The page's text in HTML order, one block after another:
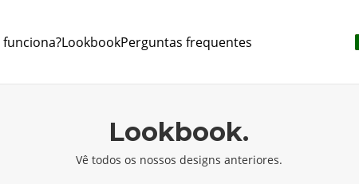
LookbookPerguntas frequentes
Lookbook.
Vê todos os nossos designs anteriores.